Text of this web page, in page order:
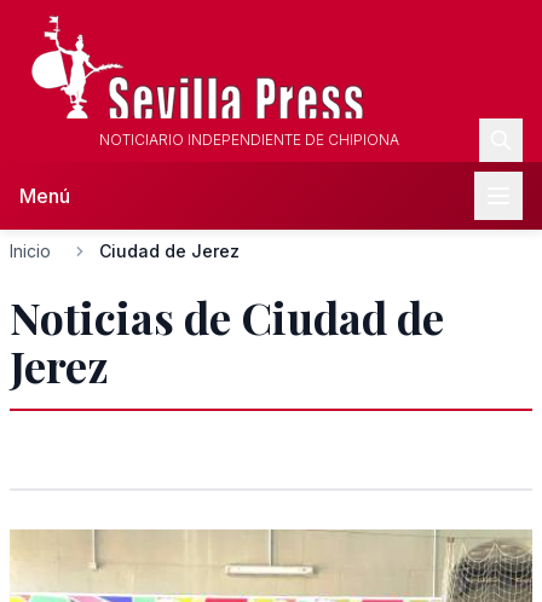
NOTICIARIO INDEPENDIENTE DE CHIPIONA
Menú
Inicio Ciudad de Jerez
Noticias de Ciudad de
Jerez